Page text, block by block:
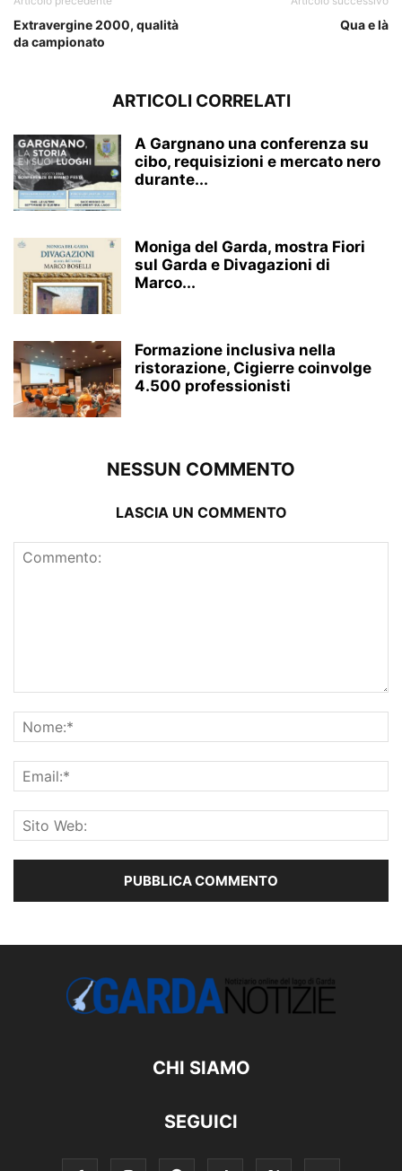
Extravergine 2000, qualità
da campionato
Qua e là
ARTICOLI CORRELATI
A Gargnano una conferenza su
cibo, requisizioni e mercato nero
durante...
Moniga del Garda, mostra Fiori
sul Garda e Divagazioni di
Marco...
Formazione inclusiva nella
ristorazione, Cigierre coinvolge
4.500 professionisti
NESSUN COMMENTO
LASCIA UN COMMENTO
CHI SIAMO
SEGUICI